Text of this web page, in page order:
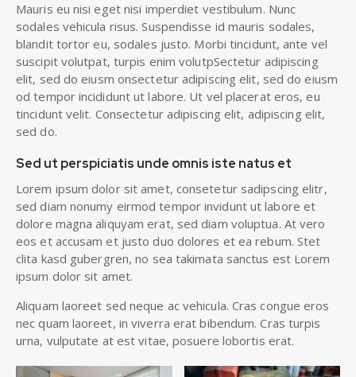
Mauris eu nisi eget nisi imperdiet vestibulum. Nunc
sodales vehicula risus. Suspendisse id mauris sodales,
blandit tortor eu, sodales justo. Morbi tincidunt, ante vel
suscipit volutpat, turpis enim volutpSectetur adipiscing
elit, sed do eiusm onsectetur adipiscing elit, sed do eiusm
od tempor incididunt ut labore. Ut vel placerat eros, eu
tincidunt velit. Consectetur adipiscing elit, adipiscing elit,
sed do.
Sed ut perspiciatis unde omnis iste natus et
Lorem ipsum dolor sit amet, consetetur sadipscing elitr,
sed diam nonumy eirmod tempor invidunt ut labore et
dolore magna aliquyam erat, sed diam voluptua. At vero
eos et accusam et justo duo dolores et ea rebum. Stet
clita kasd gubergren, no sea takimata sanctus est Lorem
ipsum dolor sit amet.
Aliquam laoreet sed neque ac vehicula. Cras congue eros
nec quam laoreet, in viverra erat bibendum. Cras turpis
urna, vulputate at est vitae, posuere lobortis erat.